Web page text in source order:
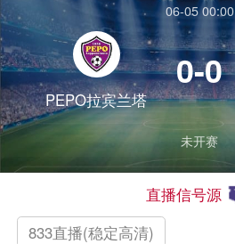
06-05 00:00
PEPO拉宾兰塔
0-0
未开赛
直播信号源
833直播(稳定高清)